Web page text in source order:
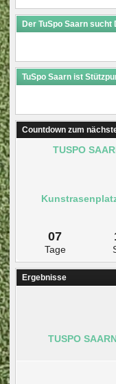
Der TuSpo Saarn sucht
TuSpo Saarn ist
Countdown zum
TUSPO
07
Tage
Ergebnisse
TUSPO